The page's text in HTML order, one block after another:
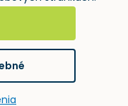
nivy 48, 821 09